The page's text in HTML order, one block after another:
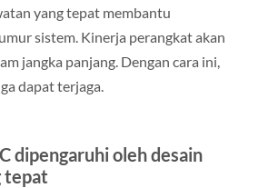
yang tepat membantu
sistem. Kinerja perangkat akan
jangka panjang. Dengan cara ini,
dapat terjaga.
dipengaruhi oleh desain
tepat